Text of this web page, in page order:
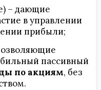
– дающие
в управлении
прибыли;
пассивный
по акциям, без